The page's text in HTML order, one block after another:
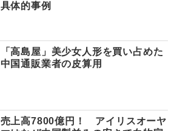
具体的事例
「高島屋」美少女人形を買い占めた
中国通販業者の皮算用
売上高7800億円！ アイリスオーヤ